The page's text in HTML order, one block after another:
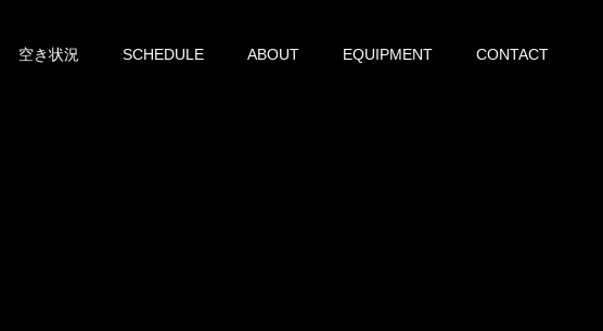
空き状況 SCHEDULE ABOUT EQUIPMENT CONTACT